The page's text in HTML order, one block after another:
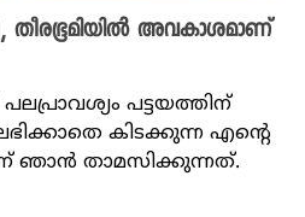
തീരഭൂമിയിൽ അവകാശമാണ്
പട്ടയത്തിന്
കിടക്കുന്ന എന്റെ
ഞാൻ താമസിക്കുന്നത്.